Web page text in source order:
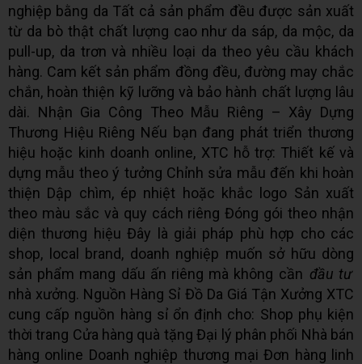
nghiệp bằng da Tất cả sản phẩm đều được sản xuất
từ da bò thật chất lượng cao như da sáp, da mộc, da
pull-up, da trơn và nhiều loại da theo yêu cầu khách
hàng. Cam kết sản phẩm đồng đều, đường may chắc
chắn, hoàn thiện kỹ lưỡng và bảo hành chất lượng lâu
dài. Nhận Gia Công Theo Mẫu Riêng – Xây Dựng
Thương Hiệu Riêng Nếu bạn đang phát triển thương
hiệu hoặc kinh doanh online, XTC hỗ trợ: Thiết kế và
dựng mẫu theo ý tưởng Chỉnh sửa mẫu đến khi hoàn
thiện Dập chìm, ép nhiệt hoặc khắc logo Sản xuất
theo màu sắc và quy cách riêng Đóng gói theo nhận
diện thương hiệu Đây là giải pháp phù hợp cho các
shop, local brand, doanh nghiệp muốn sở hữu dòng
sản phẩm mang dấu ấn riêng mà không cần đầu tư
nhà xưởng. Nguồn Hàng Sỉ Đồ Da Giá Tận Xưởng XTC
cung cấp nguồn hàng sỉ ổn định cho: Shop phụ kiện
thời trang Cửa hàng quà tặng Đại lý phân phối Nhà bán
hàng online Doanh nghiệp thương mại Đơn hàng linh